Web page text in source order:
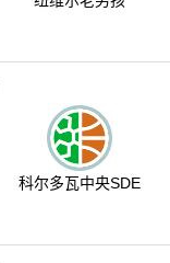
科尔多瓦中央SDE